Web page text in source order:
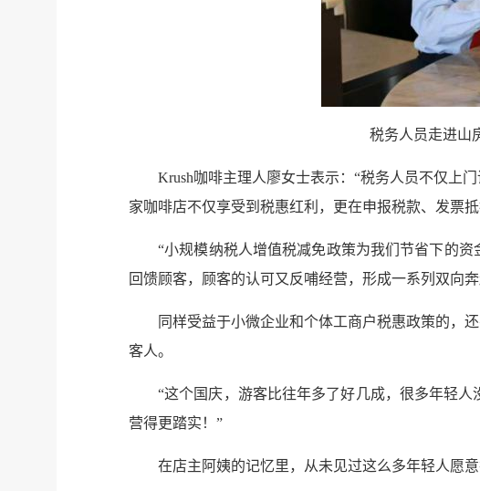
税务人员走进山
Krush咖啡主理人廖女士表示：“税务人员不仅上
家咖啡店不仅享受到税惠红利，更在申报税款、发票
“小规模纳税人增值税减免政策为我们节省下的
回馈顾客，顾客的认可又反哺经营，形成一系列双向奔
同样受益于小微企业和个体工商户税惠政策的，
客人。
“这个国庆，游客比往年多了好几成，很多年轻
营得更踏实！”
在店主阿姨的记忆里，从未见过这么多年轻人愿